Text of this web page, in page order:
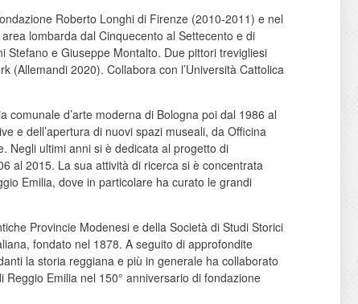
Roberto Longhi di Firenze (2010-2011) e nel
lombarda dal Cinquecento al Settecento e di
Stefano e Giuseppe Montalto. Due pittori trevigliesi
(Allemandi 2020). Collabora con l’Università Cattolica
comunale d’arte moderna di Bologna poi dal 1986 al
e dell’apertura di nuovi spazi museali, da Officina
Negli ultimi anni si è dedicata al progetto di
al 2015. La sua attività di ricerca si è concentrata
Emilia, dove in particolare ha curato le grandi
Provincie Modenesi e della Società di Studi Storici
fondato nel 1878. A seguito di approfondite
la storia reggiana e più in generale ha collaborato
Emilia nel 150° anniversario di fondazione